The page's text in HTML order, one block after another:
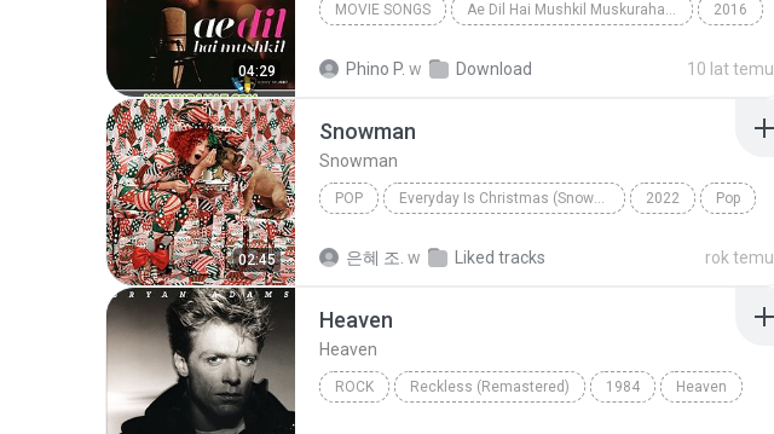
04:29
MOVIE SONGS Ae Dil Hai Mushkil Muskurahat.Com 2016
Phino P. w Download 10 lat temu
02:45
Snowman
Snowman
POP Everyday Is Christmas (Snowman Deluxe Edition) 2022 Pop
은혜 조. w Liked tracks rok temu
Heaven
Heaven
ROCK Reckless (Remastered) 1984 Heaven